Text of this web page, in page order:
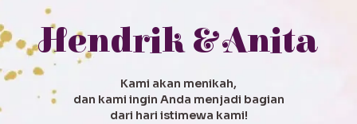
Hendrik & Anita
Kami akan menikah,
dan kami ingin Anda menjadi bagian
dari hari istimewa kami!